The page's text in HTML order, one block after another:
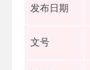
发布日期
文号